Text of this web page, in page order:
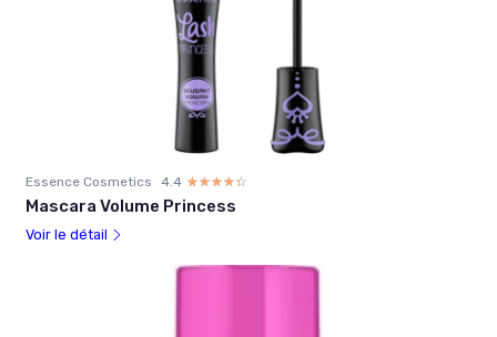
Essence Cosmetics 4.4 ☆☆☆☆☆
★★★★★
Mascara Volume Princess
Voir le détail